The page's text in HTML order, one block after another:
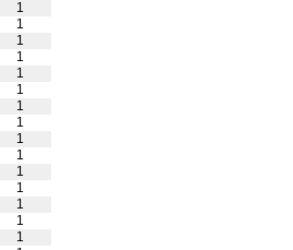
1
1
1
1
1
1
1
1
1
1
1
1
1
1
1